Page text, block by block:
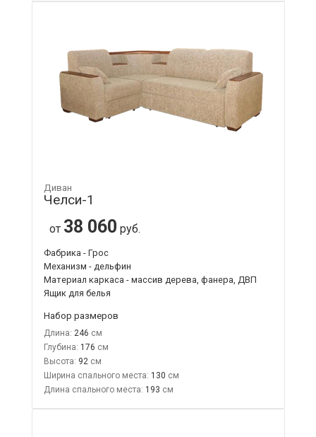
Диван
Челси-1
от 38 060 руб.
Фабрика - Грос
Механизм - дельфин
Материал каркаса - массив дерева, фанера, ДВП
Ящик для белья
Набор размеров
Длина: 246
Глубина: 176
Высота: 92
Ширина спального места: 130
Длина спального места: 193